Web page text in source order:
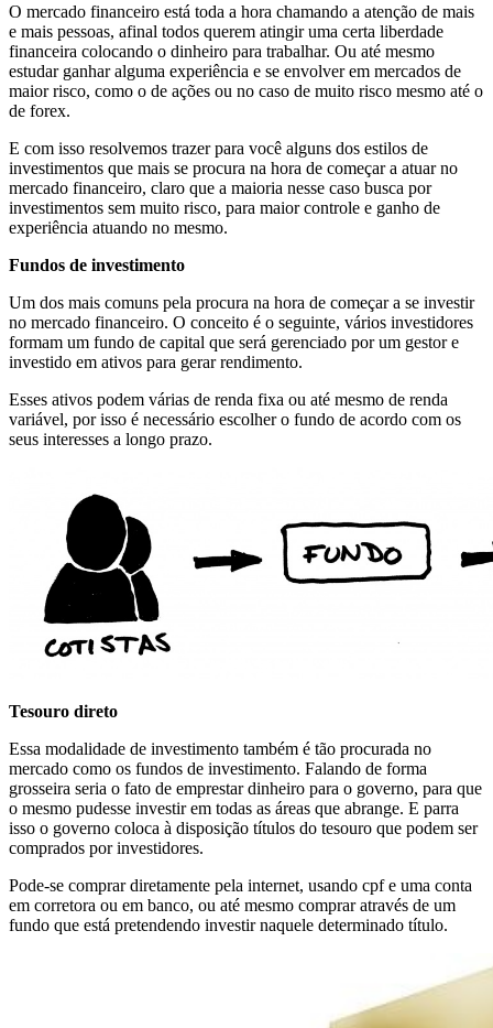
O mercado financeiro está toda a hora chamando a atenção de mais
e mais pessoas, afinal todos querem atingir uma certa liberdade
financeira colocando o dinheiro para trabalhar. Ou até mesmo
estudar ganhar alguma experiência e se envolver em mercados de
maior risco, como o de ações ou no caso de muito risco mesmo até o
de forex.
E com isso resolvemos trazer para você alguns dos estilos de
investimentos que mais se procura na hora de começar a atuar no
mercado financeiro, claro que a maioria nesse caso busca por
investimentos sem muito risco, para maior controle e ganho de
experiência atuando no mesmo.
Fundos de investimento
Um dos mais comuns pela procura na hora de começar a se investir
no mercado financeiro. O conceito é o seguinte, vários investidores
formam um fundo de capital que será gerenciado por um gestor e
investido em ativos para gerar rendimento.
Esses ativos podem várias de renda fixa ou até mesmo de renda
variável, por isso é necessário escolher o fundo de acordo com os
seus interesses a longo prazo.
Tesouro direto
Essa modalidade de investimento também é tão procurada no
mercado como os fundos de investimento. Falando de forma
grosseira seria o fato de emprestar dinheiro para o governo, para que
o mesmo pudesse investir em todas as áreas que abrange. E parra
isso o governo coloca à disposição títulos do tesouro que podem ser
comprados por investidores.
Pode-se comprar diretamente pela internet, usando cpf e uma conta
em corretora ou em banco, ou até mesmo comprar através de um
fundo que está pretendendo investir naquele determinado título.